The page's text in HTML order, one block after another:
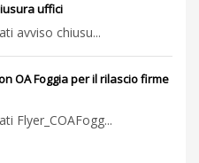
uffici
avviso chiusu...
OA Foggia per il rilascio firme
Flyer_COAFogg...